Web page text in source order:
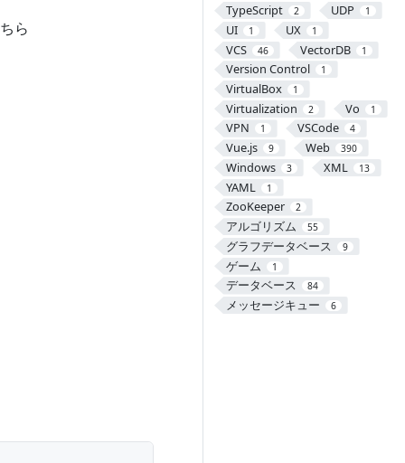
TypeScript 2 UDP 1
UI 1 UX 1
VCS 46 VectorDB 1
Version Control 1
VirtualBox 1
Virtualization 2 Vo 1
VPN 1 VSCode 4
Vue.js 9 Web 390
Windows 3 XML 13
YAML 1
ZooKeeper 2
アルゴリズム 55
グラフデータベース 9
ゲーム 1
データベース 84
メッセージキュー 6
ら